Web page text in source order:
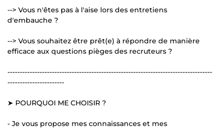
--> Vous n'êtes pas à l'aise lors des entretiens
d'embauche ?
--> Vous souhaitez être prêt(e) à répondre de manière
efficace aux questions pièges des recruteurs ?
-----------------------------------------------------------------------------------
-----------------------
➤ POURQUOI ME CHOISIR ?
- Je vous propose mes connaissances et mes